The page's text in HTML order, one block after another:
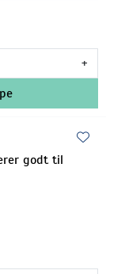
+
godt til